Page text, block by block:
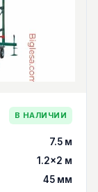
В НАЛИЧИИ
7.5 м
1.2×2 м
45 мм